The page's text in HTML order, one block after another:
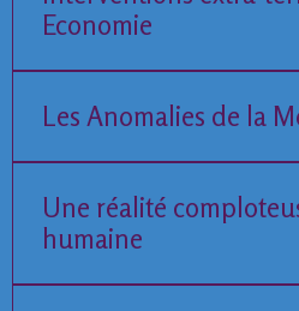
Economie
Les Anomalies de la
Une réalité
humaine